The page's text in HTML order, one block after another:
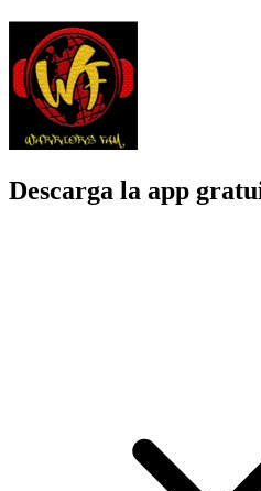
Descarga la app